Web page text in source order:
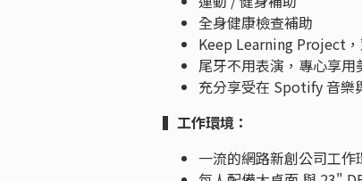
全身健康檢查補助
Keep Learning Project
尾牙不用表演，專心享用
充分享受在 Spotify 音樂
▍工作環境：
一流的網路新創公司工作